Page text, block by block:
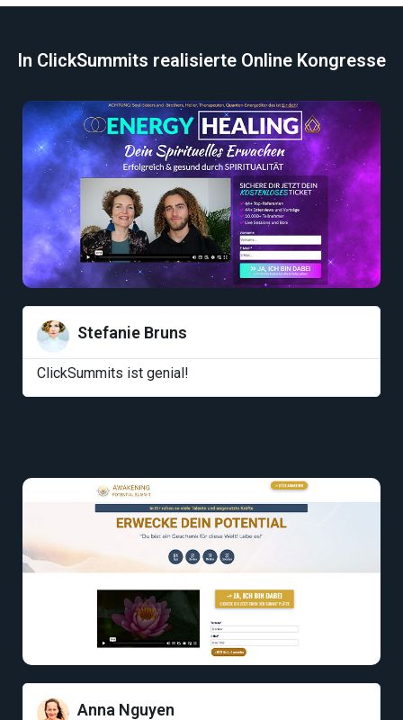
In ClickSummits realisierte Online Kongresse
Stefanie Bruns
ClickSummits ist genial!
Anna Nguyen